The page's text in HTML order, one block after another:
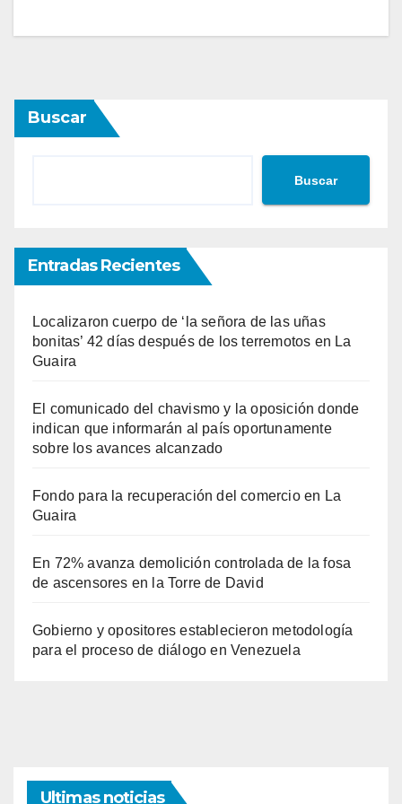
Buscar
Buscar
Entradas Recientes
Localizaron cuerpo de ‘la señora de las uñas
bonitas’ 42 días después de los terremotos en La
Guaira
El comunicado del chavismo y la oposición donde
indican que informarán al país oportunamente
sobre los avances alcanzado
Fondo para la recuperación del comercio en La
Guaira
En 72% avanza demolición controlada de la fosa
de ascensores en la Torre de David
Gobierno y opositores establecieron metodología
para el proceso de diálogo en Venezuela
Ultimas noticias